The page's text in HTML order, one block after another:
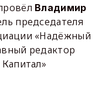
Владимир
председателя
«Надёжный
редактор